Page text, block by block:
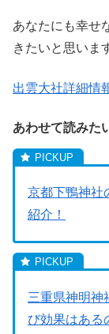
あなたにも幸せ
きたいと思いま
出雲大社詳細情
あわせて読みた
京都下鴨神社
紹介！
三重県神明神
び効果はある